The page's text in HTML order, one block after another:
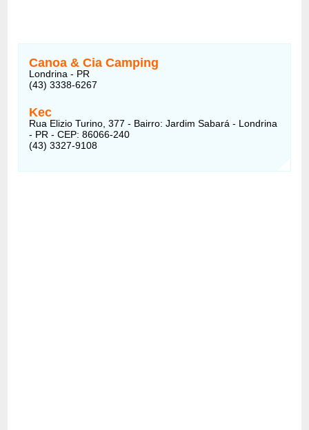
Canoa & Cia Camping
Londrina - PR
(43) 3338-6267
Kec
Rua Elizio Turino, 377 - Bairro: Jardim Sabará - Londrina
- PR - CEP: 86066-240
(43) 3327-9108